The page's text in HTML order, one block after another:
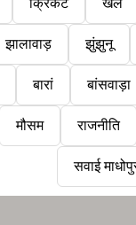
क्रिकेट खेल
झालावाड़ झुंझुनू
बारां बांसवाड़ा
मौसम राजनीति
सवाई